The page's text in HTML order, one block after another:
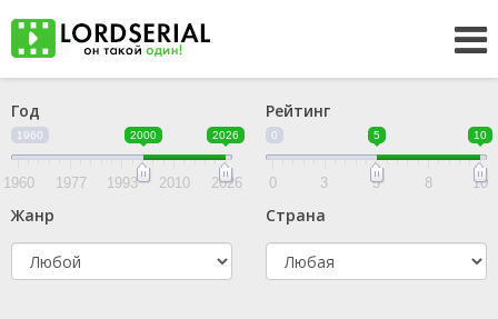
Год
1960 2000 2026
1960 1977 1993 2010 2026
Рейтинг
0 5 10
0 3 5 8 10
Жанр Страна